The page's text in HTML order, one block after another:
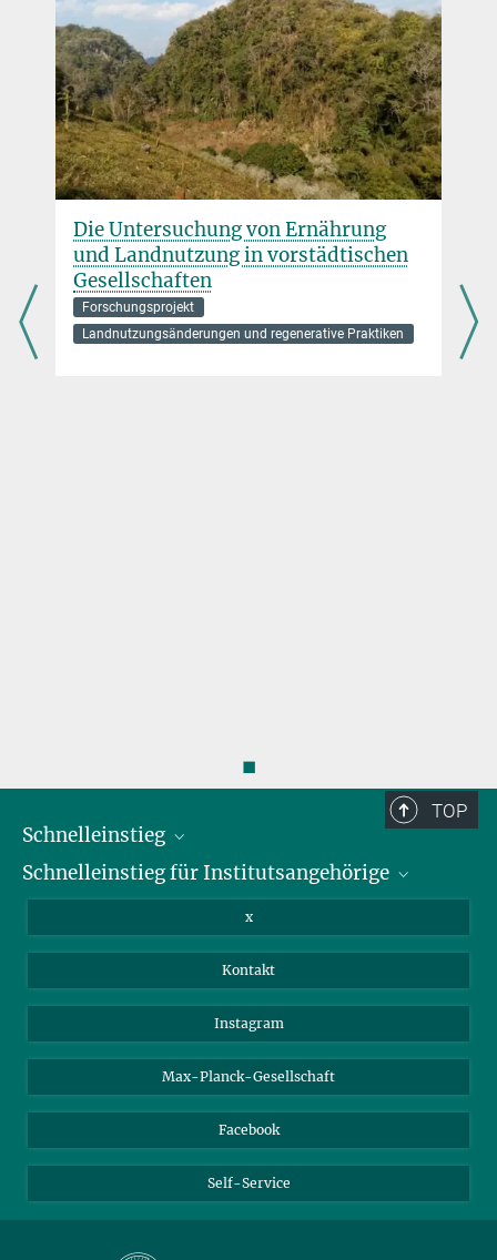
Senior Scientist
buettner@...
Hans Sell Dr. Britt Schlünz
schluenz@...
Alexander von Schwerin, PD Dr.
Affiliierter Wissenschaftler
vonschwerin@...
a.schwerin@...
Die Untersuchung von Ernährung
und Landnutzung in vorstädtischen
Gesellschaften
Forschungsprojekt
Landnutzungsänderungen und regenerative Praktiken
◼
TOP
Schnelleinstieg
Bibliothek
Schnelleinstieg für Institutsangehörige
Webmail
Nextcloud
x
Kontakt
Instagram
Max-Planck-Gesellschaft
Facebook
Self-Service